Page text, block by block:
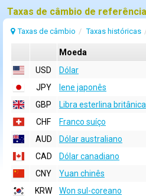
Taxas de câmbio Taxas históricas
Moeda
USD
Dólar
JPY
Iene japonês
GBP
Libra esterlina britânica
CHF
Franco suíço
AUD
Dólar australiano
CAD
Dólar canadiano
CNY
Yuan chinês
KRW
Won sul-coreano